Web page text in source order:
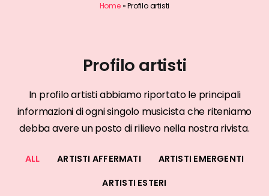
Home»Profilo artisti
Profilo artisti
In profilo artisti abbiamo riportato le principali
informazioni di ogni singolo musicista che riteniamo
debba avere un posto di rilievo nella nostra rivista.
ALL ARTISTI AFFERMATI ARTISTI EMERGENTI
ARTISTI ESTERI